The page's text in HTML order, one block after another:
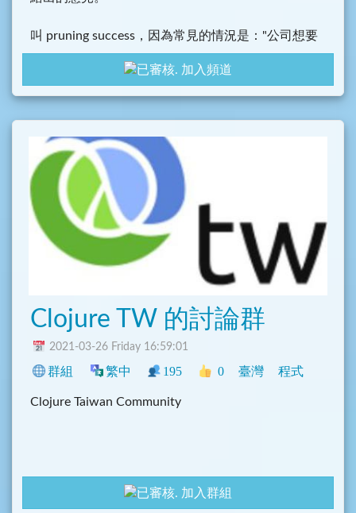
叫 pruning success，因為常見的情況是："公司想要
成功 (success)，最先需要的行動，不是要多做事，而
是要先剪枝 (prune)"
加入頻道
Clojure TW 的討論群
2021-03-26 Friday 16:59:01
群組 繁中 195 0 臺灣 程式
Clojure Taiwan Community
加入群組